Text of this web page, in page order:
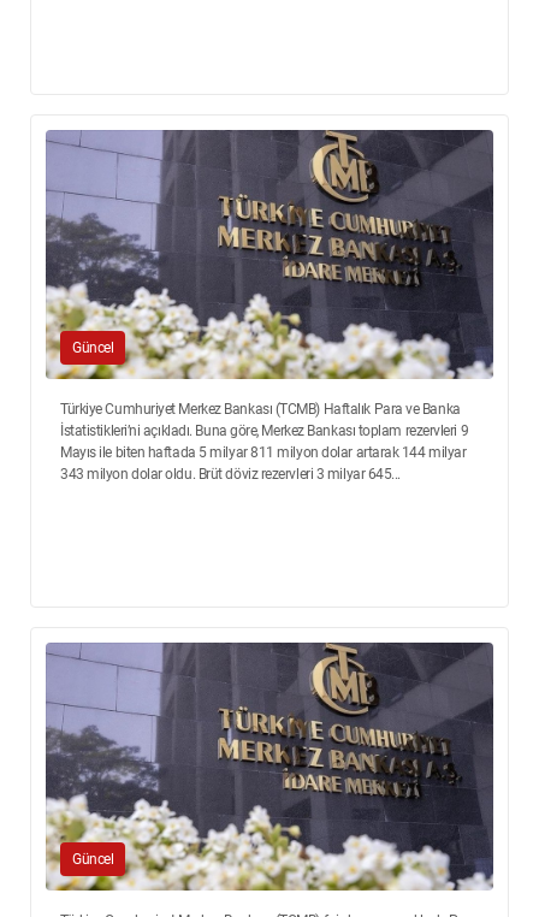
Güncel
Türkiye Cumhuriyet Merkez Bankası (TCMB) Haftalık Para ve Banka
İstatistikleri’ni açıkladı. Buna göre, Merkez Bankası toplam rezervleri 9
Mayıs ile biten haftada 5 milyar 811 milyon dolar artarak 144 milyar
343 milyon dolar oldu. Brüt döviz rezervleri 3 milyar 645...
Güncel